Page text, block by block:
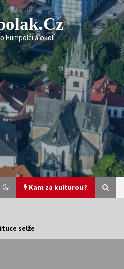
Humpolci a okolí
Kam za kulturou?
selže